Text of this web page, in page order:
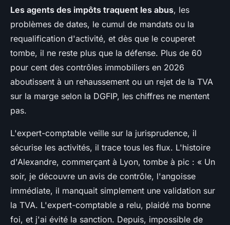
Les agents des impôts traquent les abus, les
problèmes de dates, le cumul de mandats ou la
requalification d'activité, et dès que le couperet
tombe, il ne reste plus que la défense. Plus de 60
pour cent des contrôles immobiliers en 2026
aboutissent à un rehaussement ou un rejet de la TVA
sur la marge selon la DGFIP, les chiffres ne mentent
pas.
L'expert-comptable veille sur la jurisprudence, il
sécurise les activités, il trace tous les flux. L'histoire
d'Alexandre, commerçant à Lyon, tombe à pic : « Un
soir, je découvre un avis de contrôle, l'angoisse
immédiate, il manquait simplement une validation sur
la TVA. L'expert-comptable a relu, plaidé ma bonne
foi, et j'ai évité la sanction. Depuis, impossible de